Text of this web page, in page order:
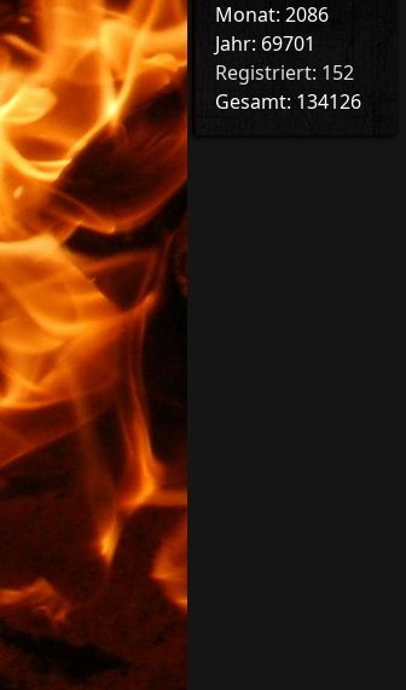
Monat: 2086
Jahr: 69701
Registriert: 152
Gesamt: 134126